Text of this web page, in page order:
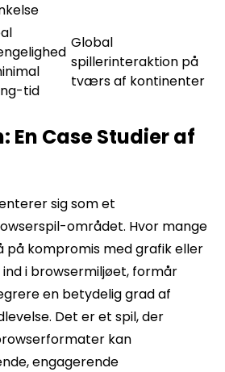
tid
Global
spillerinteraktion på
tværs af kontinenter
En Case Studier af
sig som et
området. Hvor mange
kompromis med grafik eller
i browsermiljøet, formår
en betydelig grad af
Det er et spil, der
kan
engagerende